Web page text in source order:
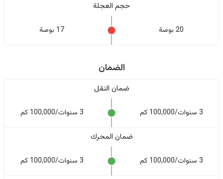
حجم العجلة
20 بوصة 17 بوصة
الضمان
ضمان النقل
3 سنوات/100,000 كم 3 سنوات/100,000 كم
ضمان المحرك
3 سنوات/100,000 كم 3 سنوات/100,000 كم